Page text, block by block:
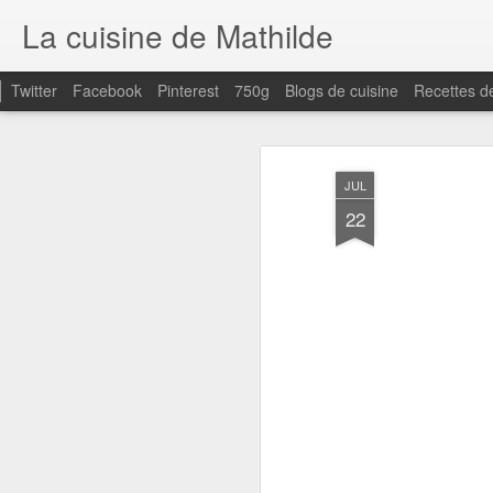
JUL
22
La cuisine de Mathilde
Twitter Facebook Pinterest 750g Blogs de cuisine Recettes